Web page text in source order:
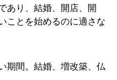
あり、結婚、開店、開
ことを始めるのに適さな
期間。結婚、増改築、仏